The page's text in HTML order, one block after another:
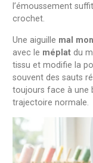
l’émoussement
crochet.
Une aiguille mal
avec le méplat du
tissu et modifie la
souvent des sauts
toujours face à une
trajectoire normale.